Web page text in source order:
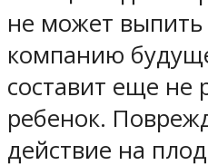
не может выпить
компанию
составит еще
ребенок.
действие на